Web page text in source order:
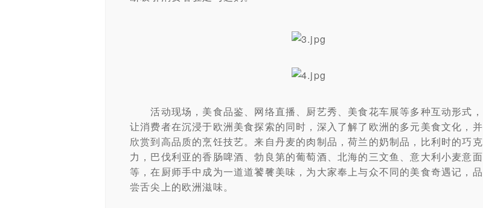
活动现场，美食品鉴、网络直播、厨艺秀、美食花车展等多种互动形式，
让消费者在沉浸于欧洲美食探索的同时，深入了解了欧洲的多元美食文化，并
欣赏到高品质的烹饪技艺。来自丹麦的肉制品，荷兰的奶制品，比利时的巧克
力，巴伐利亚的香肠啤酒、勃良第的葡萄酒、北海的三文鱼、意大利小麦意面
等，在厨师手中成为一道道饕餮美味，为大家奉上与众不同的美食奇遇记，品
尝舌尖上的欧洲滋味。